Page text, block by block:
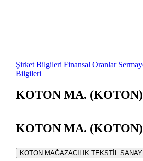
Şirket Bilgileri Finansal Oranlar
Bilgileri
KOTON MA.
KOTON MA. (KOTON)
KOTON MAĞAZACILIK TEKSTİL